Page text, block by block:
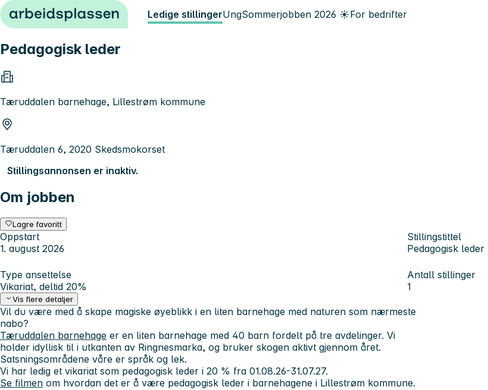
Hopp til innhold Ledige stillingerUngSommerjobben 2026 ☀️For bedrifter
Pedagogisk leder
Tæruddalen barnehage, Lillestrøm kommune
Tæruddalen 6, 2020 Skedsmokorset
Stillingsannonsen er inaktiv.
Om jobben
Lagre favoritt
Oppstart
1. august 2026
Stillingstittel
Pedagogisk leder
Type ansettelse
Vikariat, deltid 20%
Antall stillinger
1
Vis flere detaljer
Vil du være med å skape magiske øyeblikk i en liten barnehage med naturen som nærmeste
nabo?
Tæruddalen barnehage er en liten barnehage med 40 barn fordelt på tre avdelinger. Vi
holder idyllisk til i utkanten av Ringnesmarka, og bruker skogen aktivt gjennom året.
Satsningsområdene våre er språk og lek.
Vi har ledig et vikariat som pedagogisk leder i 20 % fra 01.08.26-31.07.27.
Se filmen om hvordan det er å være pedagogisk leder i barnehagene i Lillestrøm kommune.